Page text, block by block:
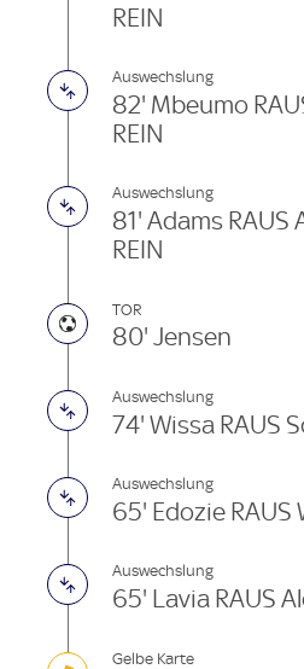
REIN
Auswechslung
82' Mbeumo
REIN
Auswechslung
81' Adams RAUS
REIN
TOR
80' Jensen
Auswechslung
74' Wissa RAUS
Auswechslung
65' Edozie RAUS
Auswechslung
65' Lavia RAUS
Gelbe Karte